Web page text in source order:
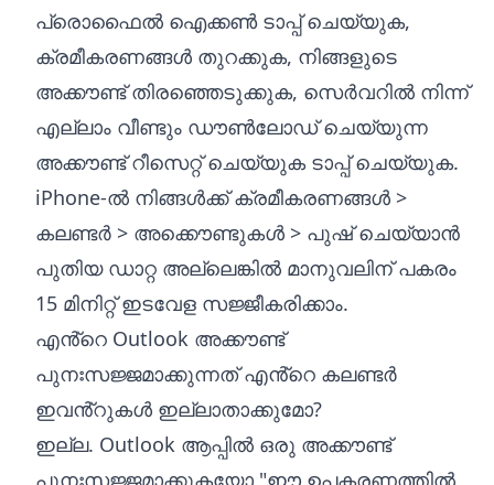
പ്രൊഫൈൽ ഐക്കൺ ടാപ്പ് ചെയ്യുക,
ക്രമീകരണങ്ങൾ തുറക്കുക, നിങ്ങളുടെ
അക്കൗണ്ട് തിരഞ്ഞെടുക്കുക, സെർവറിൽ നിന്ന്
എല്ലാം വീണ്ടും ഡൗൺലോഡ് ചെയ്യുന്ന
അക്കൗണ്ട് റീസെറ്റ് ചെയ്യുക ടാപ്പ് ചെയ്യുക.
iPhone-ൽ നിങ്ങൾക്ക് ക്രമീകരണങ്ങൾ >
കലണ്ടർ > അക്കൌണ്ടുകൾ > പുഷ് ചെയ്യാൻ
പുതിയ ഡാറ്റ അല്ലെങ്കിൽ മാനുവലിന് പകരം
15 മിനിറ്റ് ഇടവേള സജ്ജീകരിക്കാം.
എൻ്റെ Outlook അക്കൗണ്ട്
പുനഃസജ്ജമാക്കുന്നത് എൻ്റെ കലണ്ടർ
ഇവൻ്റുകൾ ഇല്ലാതാക്കുമോ?
ഇല്ല. Outlook ആപ്പിൽ ഒരു അക്കൗണ്ട്
പുനഃസജ്ജമാക്കുകയോ "ഈ ഉപകരണത്തിൽ